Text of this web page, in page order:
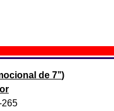
de 7’’)
265